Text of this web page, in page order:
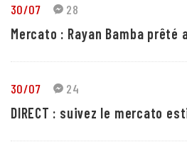
30/07 28
Mercato : Rayan Bamba prêté
30/07 24
DIRECT : suivez le mercato